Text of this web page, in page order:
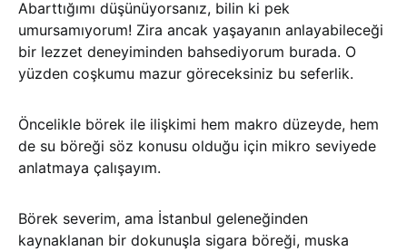
Abarttığımı düşünüyorsanız, bilin ki pek
umursamıyorum! Zira ancak yaşayanın anlayabileceği
bir lezzet deneyiminden bahsediyorum burada. O
yüzden coşkumu mazur göreceksiniz bu seferlik.
Öncelikle börek ile ilişkimi hem makro düzeyde, hem
de su böreği söz konusu olduğu için mikro seviyede
anlatmaya çalışayım.
Börek severim, ama İstanbul geleneğinden
kaynaklanan bir dokunuşla sigara böreği, muska